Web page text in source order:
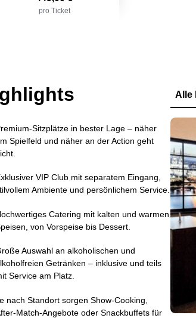
pro Ticket
in bester Lage – näher
Spielfeld und näher an der Action geht
VIP Club mit separatem Eingang,
Ambiente und persönlichem Service.
Catering mit kalten und warmen
von Vorspeise bis Dessert.
Auswahl an alkoholischen und
Getränken – inklusive und teils
Service am Platz.
nach Standort sorgen Show‑Cooking,
oder Snackbuffets für
Alle